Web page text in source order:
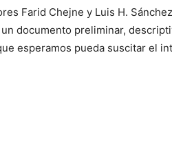
Farid Chejne y Luis H.
documento preliminar,
esperamos pueda suscitar el